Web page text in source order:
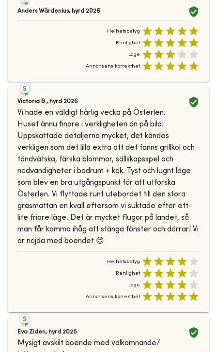
Anders Wårdenius, hyrd 2026
Helhetsbetyg
Renlighet
Läge
Annonsens korrekthet
Victoria B., hyrd 2026
Vi hade en väldigt härlig vecka på Österlen.
Huset ännu finare i verkligheten än på bild.
Uppskattade detaljerna mycket, det kändes
verkligen som det lilla extra att det fanns grillkol och
tändvätska, färska blommor, sällskapsspel och
nödvändigheter i badrum + kök. Tyst och lugnt läge
som blev en bra utgångspunkt för att utforska
Österlen. Vi flyttade runt utebordet till den stora
gräsmattan en kväll eftersom vi suktade efter ett
lite friare läge. Det är mycket flugor på landet, så
man får komma ihåg att stänga fönster och dörrar! Vi
är nöjda med boendet 😊
Helhetsbetyg
Renlighet
Läge
Annonsens korrekthet
Eva Ziden, hyrd 2025
Mysigt avskilt boende med välkomnande/